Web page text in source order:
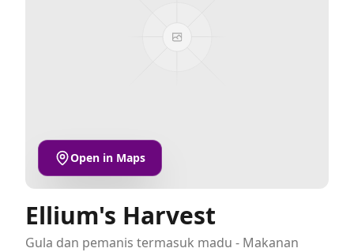
Open in Maps
Ellium's Harvest
Gula dan pemanis termasuk madu - Makanan